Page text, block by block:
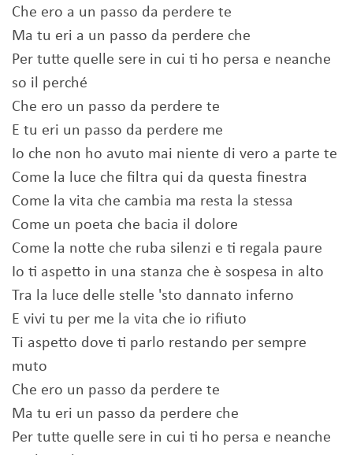
Che ero a un passo da perdere te
Ma tu eri a un passo da perdere che
Per tutte quelle sere in cui ti ho persa e neanche
so il perché
Che ero un passo da perdere te
E tu eri un passo da perdere me
Io che non ho avuto mai niente di vero a parte te
Come la luce che filtra qui da questa finestra
Come la vita che cambia ma resta la stessa
Come un poeta che bacia il dolore
Come la notte che ruba silenzi e ti regala paure
Io ti aspetto in una stanza che è sospesa in alto
Tra la luce delle stelle 'sto dannato inferno
E vivi tu per me la vita che io rifiuto
Ti aspetto dove ti parlo restando per sempre
muto
Che ero un passo da perdere te
Ma tu eri un passo da perdere che
Per tutte quelle sere in cui ti ho persa e neanche